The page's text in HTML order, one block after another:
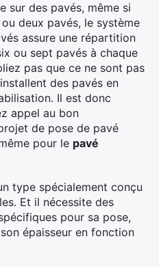
sur des pavés, même si
deux pavés, le système
assure une répartition
ou sept pavés à chaque
pas que ce ne sont pas
des pavés en
Il est donc
appel au bon
de pose de pavé
pour le pavé
type spécialement conçu
Et il nécessite des
pour sa pose,
épaisseur en fonction